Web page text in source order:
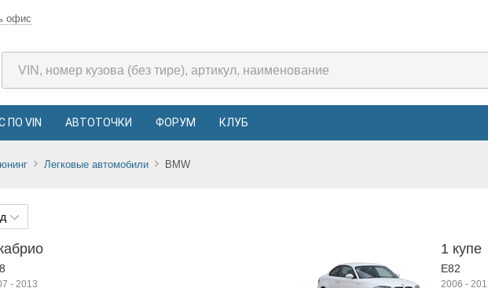
офис
ПО VIN АВТОТОЧКИ ФОРУМ КЛУБ
Легковые автомобили BMW
- 2013
1 купе
E82
2006 -